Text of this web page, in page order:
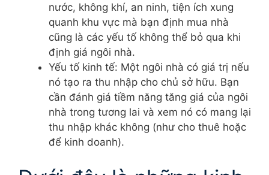
nước, không khí, an ninh, tiện ích xung
quanh khu vực mà bạn định mua nhà
cũng là các yếu tố không thể bỏ qua khi
định giá ngôi nhà.
Yếu tố kinh tế: Một ngôi nhà có giá trị nếu
nó tạo ra thu nhập cho chủ sở hữu. Bạn
cần đánh giá tiềm năng tăng giá của ngôi
nhà trong tương lai và xem nó có mang lại
thu nhập khác không (như cho thuê hoặc
để kinh doanh).